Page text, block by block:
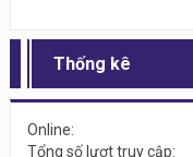
Thống kê
Online:
Tổng số lượt truy cập: